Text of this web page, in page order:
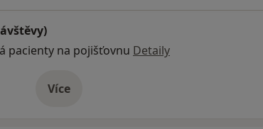
pacienty na pojišťovnu Detaily
Víceo adrese